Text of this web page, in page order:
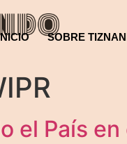
SOBRE
el País